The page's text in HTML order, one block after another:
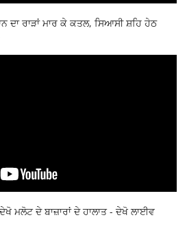
ਦਾ ਰਾੜਾਂ ਮਾਰ ਕੇ ਕਤਲ, ਸਿਆਸੀ ਸ਼ਹਿ ਹੇਠ
ਮਲੋਟ ਦੇ ਬਾਜ਼ਾਰਾਂ ਦੇ ਹਾਲਾਤ - ਦੇਖੋ ਲਾਈਵ